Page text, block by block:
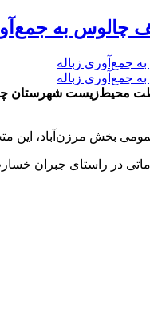
به
محیط‌زیست
به ۵۴۰ ساعت خدمات عمومی رایگان
در راستای